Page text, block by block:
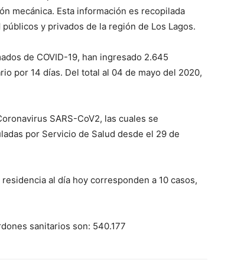
mecánica. Esta información es recopilada
y privados de la región de Los Lagos.
de COVID-19, han ingresado 2.645
por 14 días. Del total al 04 de mayo del 2020,
SARS-CoV2, las cuales se
por Servicio de Salud desde el 29 de
al día hoy corresponden a 10 casos,
sanitarios son: 540.177